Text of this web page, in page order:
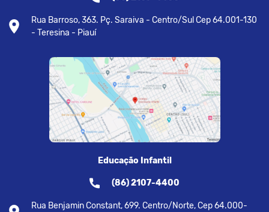
Rua Barroso, 363. Pç. Saraiva - Centro/Sul Cep 64.001-130
- Teresina - Piauí
Educação Infantil
(86) 2107-4400
Rua Benjamin Constant, 699. Centro/Norte, Cep 64.000-